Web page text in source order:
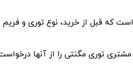
که قبل از خرید، نوع توری و فریم
مشتری توری مگنتی را از آنها